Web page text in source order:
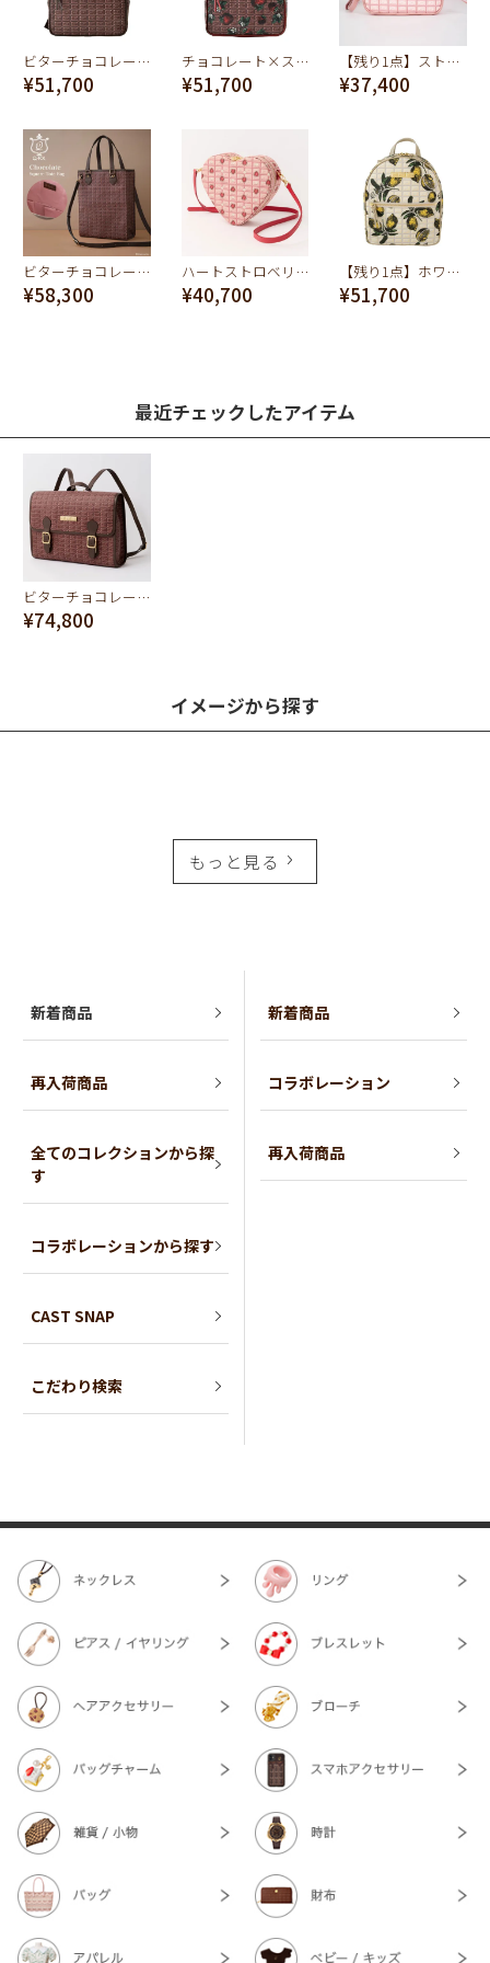
ビターチョコレート スモール バックパック
¥51,700
チョコレート×ストロベリー スモール バックパック
¥51,700
【残り1点】ストロベリーチョコレート ミニクロスボディーバッグ
¥37,400
ビターチョコレート スクエアトートバッグ(ストロベリー)
¥58,300
ハートストロベリーチョコレート ハートクロスボディーバッグ
¥40,700
【残り1点】ホワイトチョコレート×ハニーレモン スモール バックパック
¥51,700
最近チェックしたアイテム
ビターチョコレート サッチェルバッグ
¥74,800
イメージから探す
もっと見る
新着商品
再入荷商品
全てのコレクションから探
す
コラボレーションから探す
CAST SNAP
こだわり検索
新着商品
コラボレーション
再入荷商品